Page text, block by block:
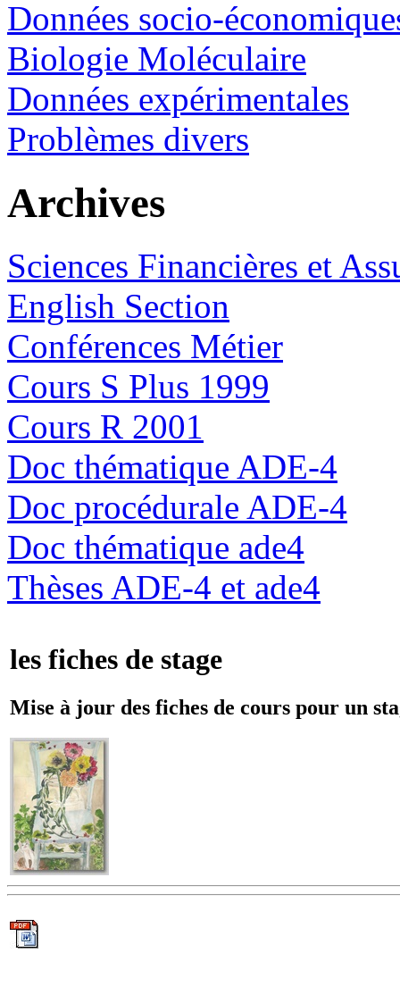
Données socio-
Biologie Moléculaire
Données expérimentales
Problèmes divers
Archives
Sciences Financières et
English Section
Conférences Métier
Cours S Plus 1999
Cours R 2001
Doc thématique ADE-4
Doc procédurale ADE-4
Doc thématique ade4
Thèses ADE-4 et ade4
les fiches de stage
Mise à jour des fiches de cours pour un